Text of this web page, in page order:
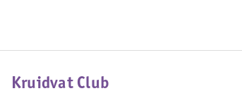
Kruidvat Club